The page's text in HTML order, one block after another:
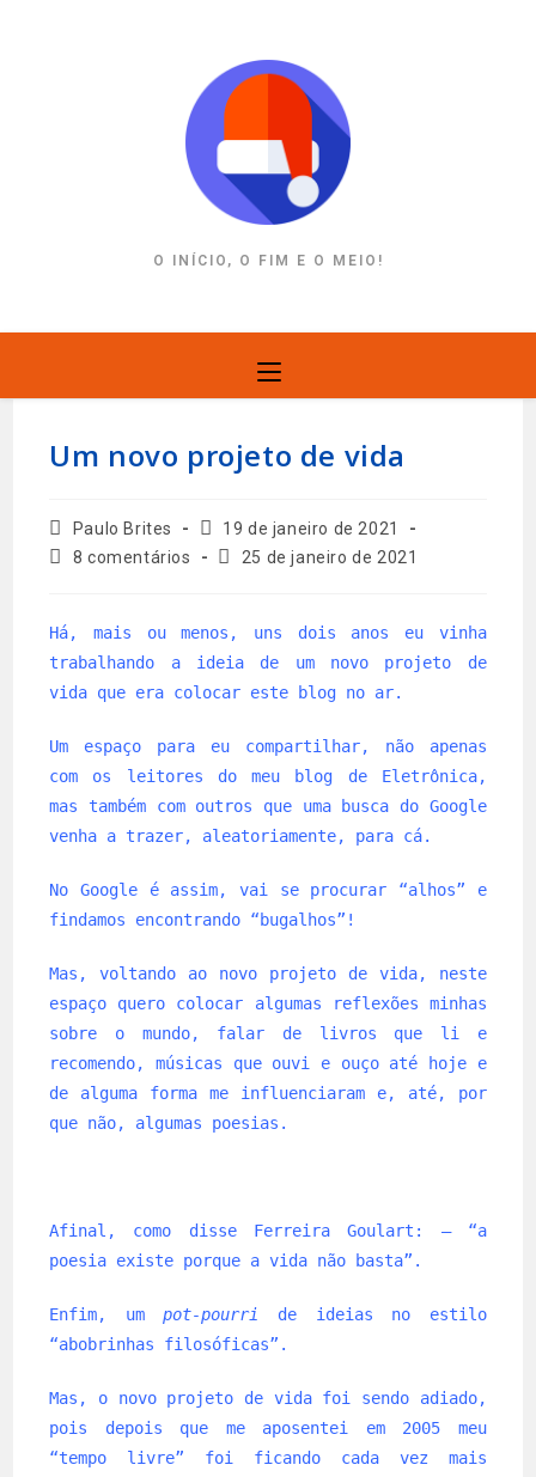
O INÍCIO, O FIM E O MEIO!
Um novo projeto de vida
Autor
do
Paulo Brites
Post
publicado:
19 de janeiro de 2021
Comentários
8 comentários
Última25 de janeiro de 2021
Há, mais ou menos, uns dois anos eu vinha
trabalhando a ideia de um novo projeto de
vida que era colocar este blog no ar.
Um espaço para eu compartilhar, não apenas
com os leitores do meu blog de Eletrônica,
mas também com outros que uma busca do Google
venha a trazer, aleatoriamente, para cá.
No Google é assim, vai se procurar “alhos” e
findamos encontrando “bugalhos”!
Mas, voltando ao novo projeto de vida, neste
espaço quero colocar algumas reflexões minhas
sobre o mundo, falar de livros que li e
recomendo, músicas que ouvi e ouço até hoje e
de alguma forma me influenciaram e, até, por
que não, algumas poesias.
Afinal, como disse Ferreira Goulart: – “a
poesia existe porque a vida não basta”.
Enfim, umpot-pourri de ideias no estilo
“abobrinhas filosóficas”.
Mas, o novo projeto de vida foi sendo adiado,
pois depois que me aposentei em 2005 meu
“tempo livre” foi ficando cada vez mais